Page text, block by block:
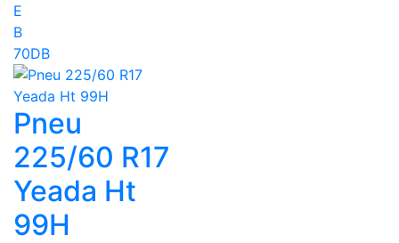
E
B
70DB
Pneu
225/60 R17
Yeada Ht
99H